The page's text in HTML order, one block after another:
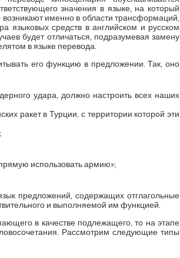
значения в языке, на который
именно в области трансформаций,
языковых средств в английском и русском
будет отличаться, подразумевая замену
в языке перевода.
его функцию в предложении. Так, оно
удара, должно настроить всех наших
ракет в Турции, с территории которой эти
использовать армию»;
предложений, содержащих отглагольные
и выполняемой им функцией.
в качестве подлежащего, то на этапе
Рассмотрим следующие типы